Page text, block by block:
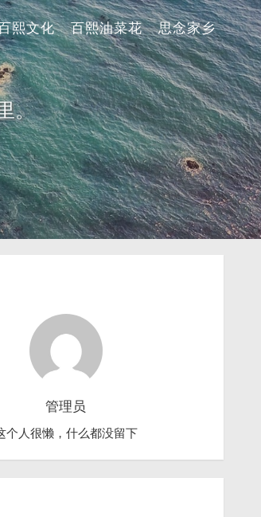
熙文化 百熙油菜花 思念家乡
。
管理员
个人很懒，什么都没留下